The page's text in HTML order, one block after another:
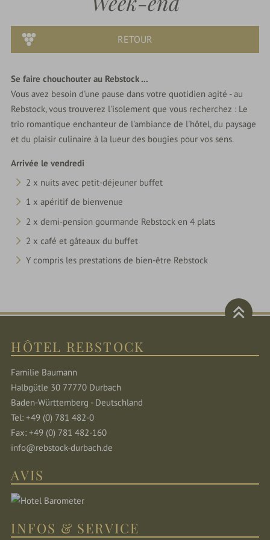
Dernière
minute
Offres
parkSPA
Délices
&
Fêtes
Nature
Culture
RETOUR
Se faire chouchouter au Rebstock ...
Vous avez besoin d'une pause dans votre quotidien agité - au
Rebstock, vous trouverez l'isolement que vous recherchez : Le
trio romantique enchanteur de l'ambiance de l'hôtel, du paysage
et du plaisir culinaire à la lueur des bougies pour vos sens.
Arrivée le vendredi
2 x nuits avec petit-déjeuner buffet
1 x apéritif de bienvenue
2 x demi-pension gourmande Rebstock en 4 plats
2 x café et gâteaux du buffet
Y compris les prestations de bien-être Rebstock
HÔTEL REBSTOCK
Familie Baumann
Halbgütle 30 77770 Durbach
Baden-Württemberg - Deutschland
Tel: +49 (0) 781 482-0
Fax: +49 (0) 781 482-160
info@rebstock-durbach.de
AVIS
INFOS & SERVICE